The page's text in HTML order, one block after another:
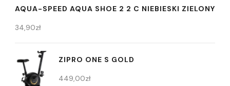
AQUA-SPEED AQUA SHOE 2 2 C NIEBIESKI ZIELONY
34,90zł
ZIPRO ONE S GOLD
449,00zł